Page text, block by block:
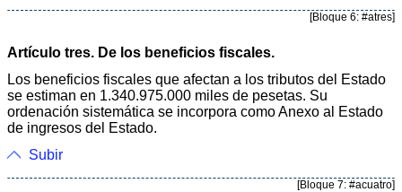
[Bloque 6: #atres]
Artículo tres. De los beneficios fiscales.
Los beneficios fiscales que afectan a los tributos del Estado
se estiman en 1.340.975.000 miles de pesetas. Su
ordenación sistemática se incorpora como Anexo al Estado
de ingresos del Estado.
Subir
[Bloque 7: #acuatro]